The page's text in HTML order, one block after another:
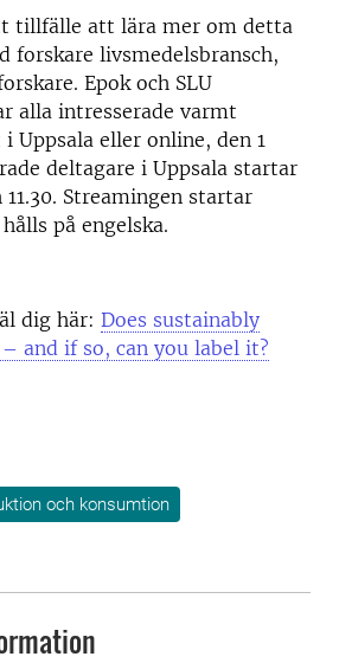
tillfälle att lära mer om detta
forskare livsmedelsbransch,
Epok och SLU
alla intresserade varmt
Uppsala eller online, den 1
deltagare i Uppsala startar
Streamingen startar
på engelska.
dig här: Does sustainably
and if so, can you label it?
och konsumtion